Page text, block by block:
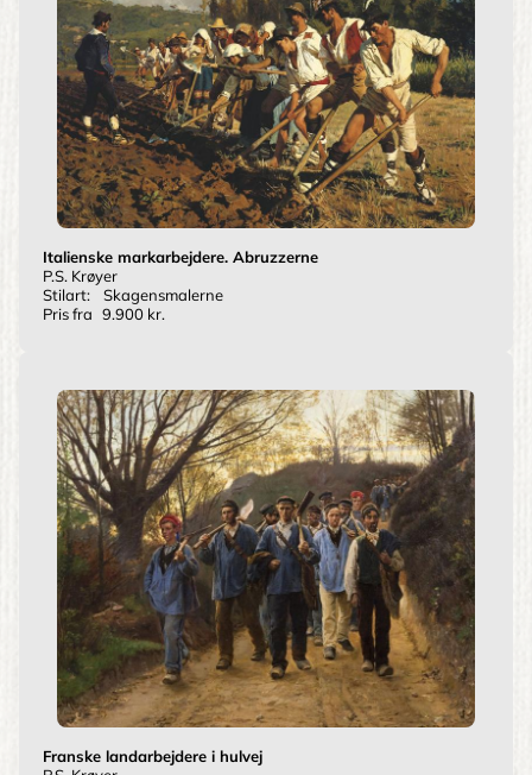
Italienske markarbejdere. Abruzzerne
P.S. Krøyer
Stilart:
Skagensmalerne
Pris fra 9.900 kr.
Franske landarbejdere i hulvej